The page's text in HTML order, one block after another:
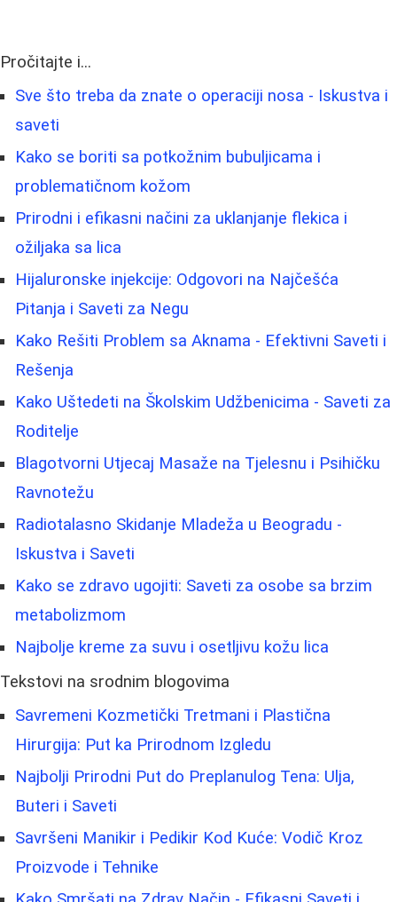
Pročitajte i...
Sve što treba da znate o operaciji nosa - Iskustva i
saveti
Kako se boriti sa potkožnim bubuljicama i
problematičnom kožom
Prirodni i efikasni načini za uklanjanje flekica i
ožiljaka sa lica
Hijaluronske injekcije: Odgovori na Najčešća
Pitanja i Saveti za Negu
Kako Rešiti Problem sa Aknama - Efektivni Saveti i
Rešenja
Kako Uštedeti na Školskim Udžbenicima - Saveti za
Roditelje
Blagotvorni Utjecaj Masaže na Tjelesnu i Psihičku
Ravnotežu
Radiotalasno Skidanje Mladeža u Beogradu -
Iskustva i Saveti
Kako se zdravo ugojiti: Saveti za osobe sa brzim
metabolizmom
Najbolje kreme za suvu i osetljivu kožu lica
Tekstovi na srodnim blogovima
Savremeni Kozmetički Tretmani i Plastična
Hirurgija: Put ka Prirodnom Izgledu
Najbolji Prirodni Put do Preplanulog Tena: Ulja,
Buteri i Saveti
Savršeni Manikir i Pedikir Kod Kuće: Vodič Kroz
Proizvode i Tehnike